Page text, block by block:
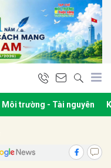
Môi trường - Tài nguyên